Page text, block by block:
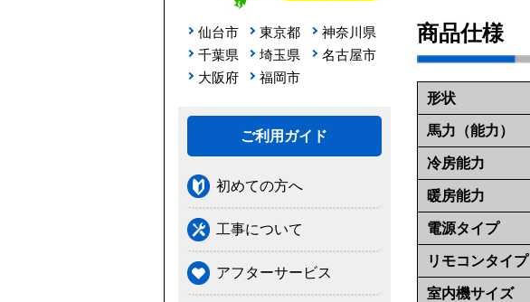
仙台市 東京都
神奈川県
千葉県
埼玉県
名古屋市
大阪府
福岡市
ご利用ガイド
初めての方へ
工事について
アフターサービス
商品仕様
形状
馬力（能力）
冷房能力
暖房能力
電源タイプ
リモコンタイプ
室内機サイズ